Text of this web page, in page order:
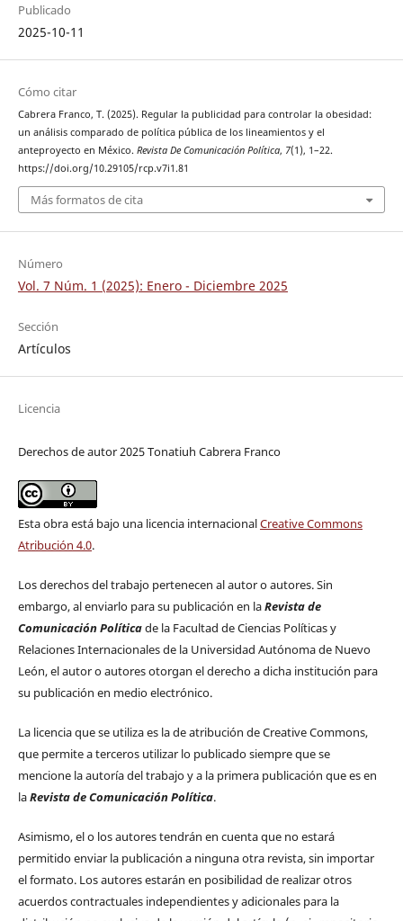
Publicado
2025-10-11
Cómo citar
Cabrera Franco, T. (2025). Regular la publicidad para controlar la obesidad:
un análisis comparado de política pública de los lineamientos y el
anteproyecto en México. Revista De Comunicación Política, 7(1), 1–22.
https://doi.org/10.29105/rcp.v7i1.81
Más formatos de cita
Número
Vol. 7 Núm. 1 (2025): Enero - Diciembre 2025
Sección
Artículos
Licencia
Derechos de autor 2025 Tonatiuh Cabrera Franco
Esta obra está bajo una licencia internacionalCreative Commons
Atribución 4.0.
Los derechos del trabajo pertenecen al autor o autores. Sin
embargo, al enviarlo para su publicación en laRevista de
Comunicación Políticade la Facultad de Ciencias Políticas y
Relaciones Internacionales de la Universidad Autónoma de Nuevo
León, el autor o autores otorgan el derecho a dicha institución para
su publicación en medio electrónico.
La licencia que se utiliza es la de atribución de Creative Commons,
que permite a terceros utilizar lo publicado siempre que se
mencione la autoría del trabajo y a la primera publicación que es en
laRevista de Comunicación Política.
Asimismo, el o los autores tendrán en cuenta que no estará
permitido enviar la publicación a ninguna otra revista, sin importar
el formato. Los autores estarán en posibilidad de realizar otros
acuerdos contractuales independientes y adicionales para la